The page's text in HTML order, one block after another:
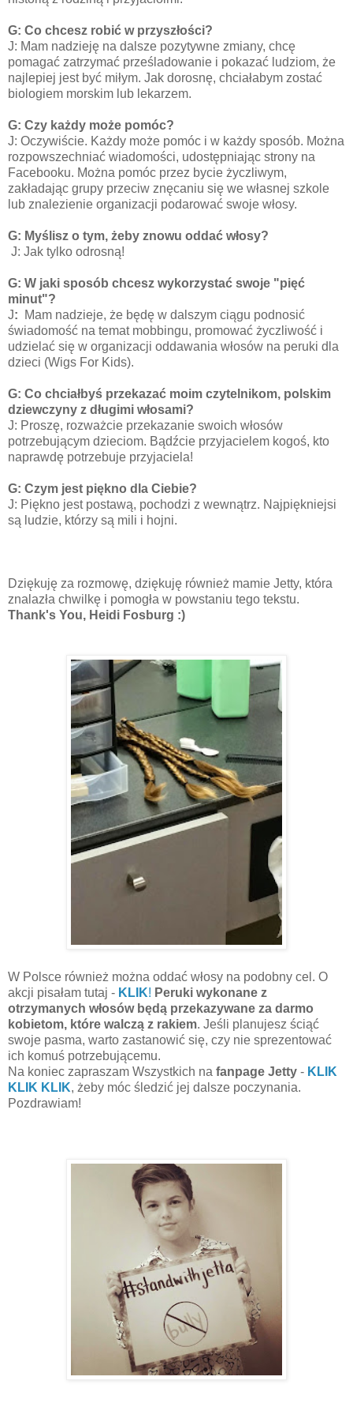
G: Co chcesz robić w przyszłości?
J: Mam nadzieję na dalsze pozytywne zmiany, chcę
pomagać zatrzymać prześladowanie i pokazać ludziom, że
najlepiej jest być miłym. Jak dorosnę, chciałabym zostać
biologiem morskim lub lekarzem.
G: Czy każdy może pomóc?
J: Oczywiście. Każdy może pomóc i w każdy sposób. Można
rozpowszechniać wiadomości, udostępniając strony na
Facebooku. Można pomóc przez bycie życzliwym,
zakładając grupy przeciw znęcaniu się we własnej szkole
lub znalezienie organizacji podarować swoje włosy.
G: Myślisz o tym, żeby znowu oddać włosy?
J: Jak tylko odrosną!
G: W jaki sposób chcesz wykorzystać swoje "pięć
minut"?
J:
Mam nadzieje, że będę w dalszym ciągu podnosić
świadomość na temat mobbingu, promować życzliwość i
udzielać się w organizacji oddawania włosów na peruki dla
dzieci (Wigs For Kids).
G: Co chciałbyś przekazać moim czytelnikom, polskim
dziewczyny z długimi włosami?
J: Proszę, rozważcie przekazanie swoich włosów
potrzebującym dzieciom. Bądźcie przyjacielem kogoś, kto
naprawdę potrzebuje przyjaciela!
G: Czym jest piękno dla Ciebie?
J: Piękno jest postawą, pochodzi z wewnątrz. Najpiękniejsi
są ludzie, którzy są mili i hojni.
Dziękuję za rozmowę, dziękuję również mamie Jetty, która
znalazła chwilkę i pomogła w powstaniu tego tekstu.
Thank's You, Heidi Fosburg :)
W Polsce również można oddać włosy na podobny cel. O
akcji pisałam tutaj - KLIK! Peruki wykonane z
otrzymanych włosów będą przekazywane za darmo
kobietom, które walczą z rakiem. Jeśli planujesz ściąć
swoje pasma, warto zastanowić się, czy nie sprezentować
ich komuś potrzebującemu.
Na koniec zapraszam Wszystkich na fanpage Jetty - KLIK
KLIK KLIK, żeby móc śledzić jej dalsze poczynania.
Pozdrawiam!